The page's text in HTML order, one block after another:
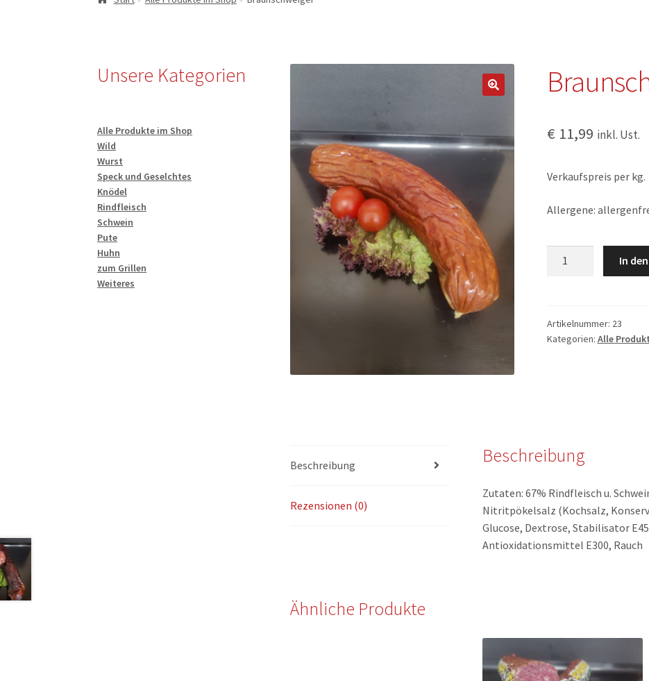
€ 11,99 inkl. Ust.
Verkaufspreis per kg.
Allergene:
In
Artikelnummer: 23
Kategorien: Alle
Beschreibung
Rezensionen (0)
Beschreibung
Zutaten: 67% Rindfleisch u.
Nitritpökelsalz (Kochsalz,
Glucose, Dextrose, Stabilisator
Antioxidationsmittel E300, Rauch
Ähnliche Produkte
Unsere Kategorien
Alle Produkte im Shop
Wild
Wurst
Speck und Geselchtes
Knödel
Rindfleisch
Schwein
Pute
Huhn
zum Grillen
Weiteres